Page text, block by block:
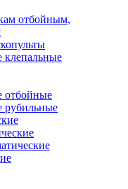
отбойным,
клепальные
отбойные
рубильные